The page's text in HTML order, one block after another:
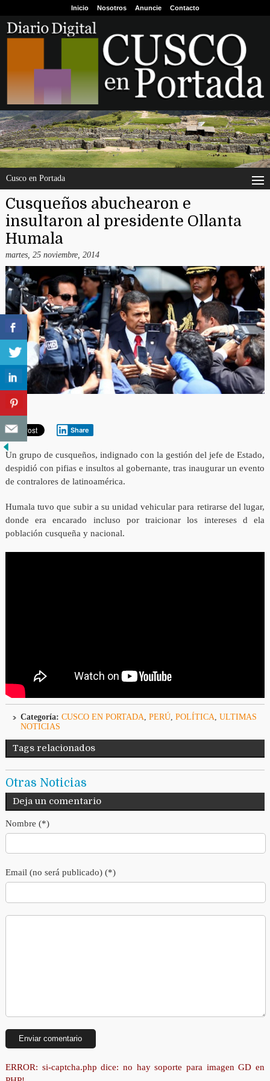
Inicio Nosotros Anuncie Contacto
Cusco en Portada
Cusqueños abuchearon e
insultaron al presidente Ollanta
Humala
martes, 25 noviembre, 2014
Share
Un grupo de cusqueños, indignado con la gestión del jefe de Estado,
despidió con pifias e insultos al gobernante, tras inaugurar un evento
de contralores de latinoamérica.
Humala tuvo que subir a su unidad vehicular para retirarse del lugar,
donde era encarado incluso por traicionar los intereses d ela
población cusqueña y nacional.
Categoría: CUSCO EN PORTADA, PERÚ, POLÍTICA, ULTIMAS
NOTICIAS
Tags relacionados
Otras Noticias
Deja un comentario
Nombre (*)
Email (no será publicado) (*)
ERROR: si-captcha.php dice: no hay soporte para imagen GD en